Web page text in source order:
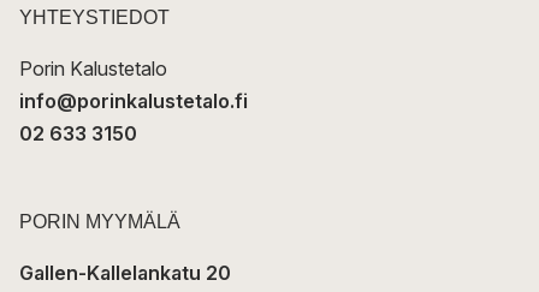
t
YHTEYSTIEDOT
Porin Kalustetalo
info@porinkalustetalo.fi
02 633 3150
PORIN MYYMÄLÄ
Gallen-Kallelankatu 20